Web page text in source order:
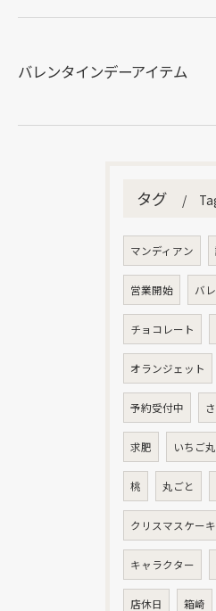
バレンタインデーアイテム
タグ
マンディアン
営業開始 バ
チョコレート
オランジェット
予約受付中
求肥 いちご
桃 丸ごと
クリスマスケーキ
キャラクター
店休日 箱崎